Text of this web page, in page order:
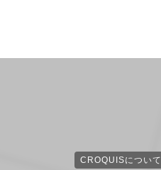
CROQUISについて